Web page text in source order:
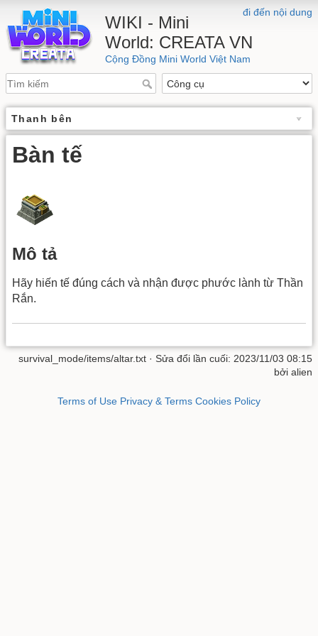
đi đến nội dung
WIKI - Mini
World: CREATA VN
Cộng Đồng Mini World Việt Nam
Thanh bên
Bàn tế
Mô tả
Hãy hiến tế đúng cách và nhận được phước lành từ Thần
Rắn.
survival_mode/items/altar.txt · Sửa đổi lần cuối: 2023/11/03 08:15
bởi alien
Terms of Use Privacy & Terms Cookies Policy